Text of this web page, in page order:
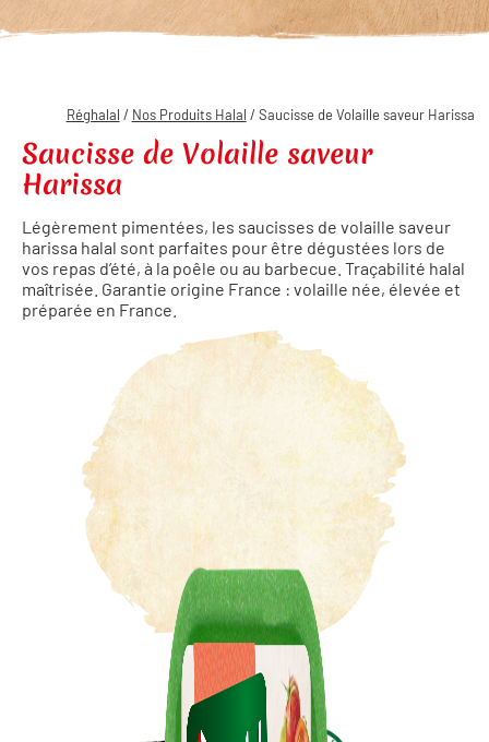
Réghalal / Nos Produits Halal / Saucisse de Volaille saveur Harissa
Saucisse de Volaille saveur
Harissa
Légèrement pimentées, les saucisses de volaille saveur
harissa halal sont parfaites pour être dégustées lors de
vos repas d’été, à la poêle ou au barbecue. Traçabilité halal
maîtrisée. Garantie origine France : volaille née, élevée et
préparée en France.